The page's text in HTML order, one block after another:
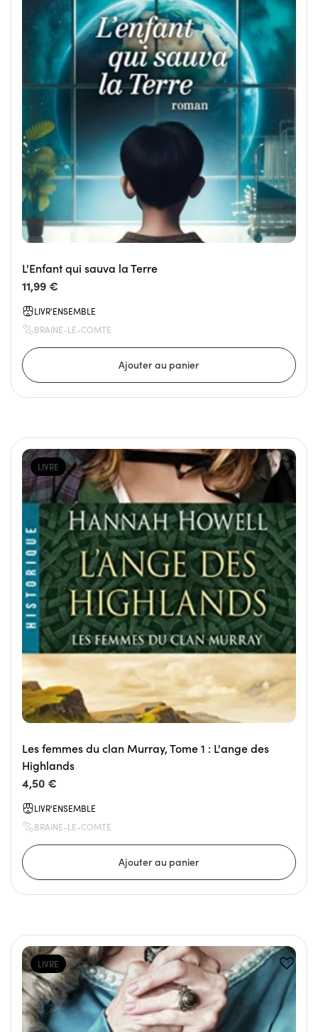
L'Enfant qui sauva la Terre
11,99 €
LIVR'ENSEMBLE
BRAINE-LE-COMTE
LIVRE
Les femmes du clan Murray, Tome 1 : L'ange des
Highlands
4,50 €
LIVR'ENSEMBLE
BRAINE-LE-COMTE
LIVRE